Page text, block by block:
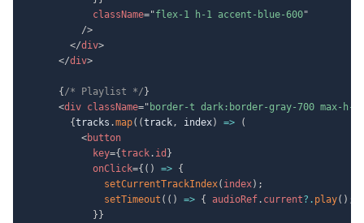
className="flex-1 h-1 accent-blue-600"
/>
</div>
</div>
{ /* Playlist */ }
<div className=" border-t dark:border-gray-700 max-h-
{tracks .map( (track, index) =>
(
<button
key={track. id }
onClick={ ( ) => {
setCurrentTrackIndex( index) ;
setTimeout ( ( ) => { audioRef. current?. play( ) ;
} }